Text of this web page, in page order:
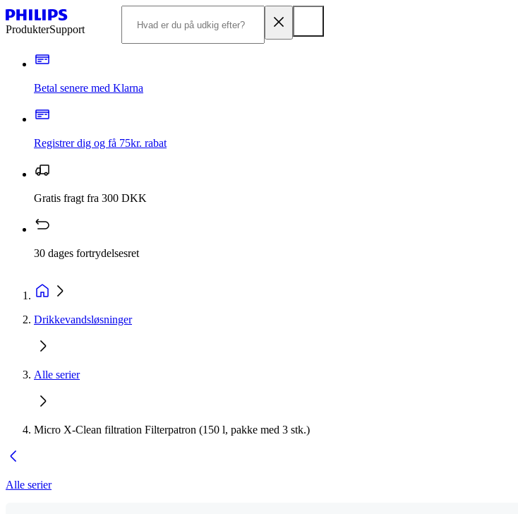
ProdukterSupport
Betal senere med Klarna
Registrer dig og få 75kr. rabat
Gratis fragt fra 300 DKK
30 dages fortrydelsesret
Drikkevandsløsninger
Alle serier
Micro X-Clean filtration Filterpatron (150 l, pakke med 3 stk.)
Alle serier